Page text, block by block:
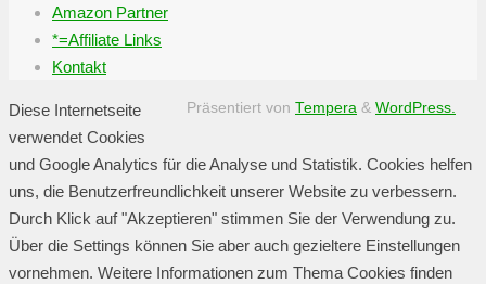
Amazon Partner
*=Affiliate Links
Kontakt
Präsentiert von Tempera & WordPress.
Diese Internetseite
verwendet Cookies
und Google Analytics für die Analyse und Statistik. Cookies helfen
uns, die Benutzerfreundlichkeit unserer Website zu verbessern.
Durch Klick auf "Akzeptieren" stimmen Sie der Verwendung zu.
Über die Settings können Sie aber auch gezieltere Einstellungen
vornehmen. Weitere Informationen zum Thema Cookies finden